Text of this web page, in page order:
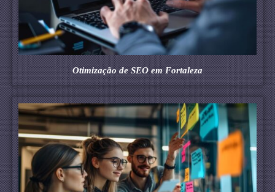
Otimização de SEO em Fortaleza